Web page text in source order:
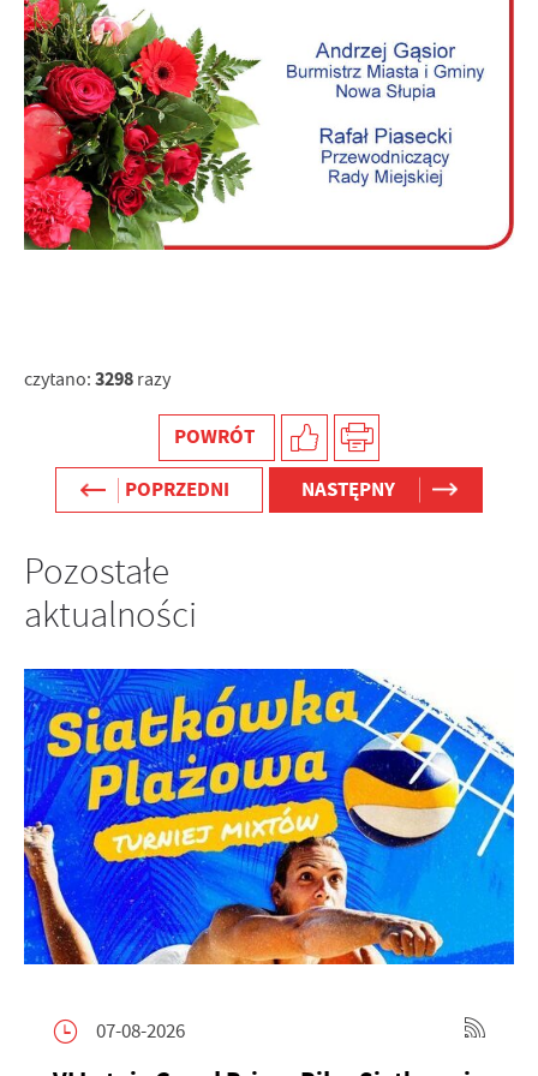
czytano: 3298 razy
POWRÓT
POPRZEDNI
NASTĘPNY
Pozostałe
aktualności
07-08-2026
internetowej. Treści promocyjne mogą pojawić się na
stronach podmiotów trzecich lub firm będących naszymi
partnerami oraz innych dostawców usług. Firmy te działają
w charakterze pośredników prezentujących nasze treści w
postaci wiadomości, ofert, komunikatów mediów
społecznościowych.